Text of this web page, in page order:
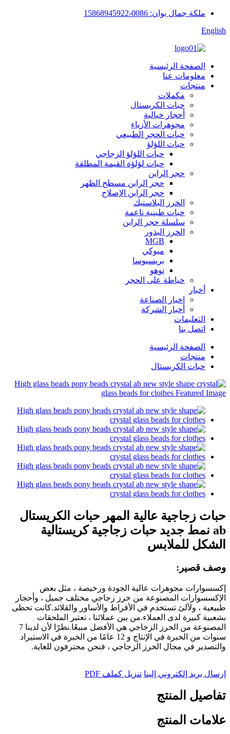
ملكة جمال يوان: 0086-15868945922
English
الصفحة الرئيسية
معلومات عنا
منتجات
مكملات
حبات الكريستال
أحجار خيالية
مجوهرات الأزياء
حبات الحجر الطبيعي
حبات اللؤلؤ
حبات اللؤلؤ الزجاجي
حبات لؤلؤة القيمة المطلقة
حجر الراين
حجر الراين مسطح الظهر
حجر الراين الإصلاح
الخرز البلاستيك
حبات طينية ناعمة
سلسلة حجر الراين
الخرز البذور
MGB
ميوكي
بريسيوسا
توهو
خياطة على الحجر
أخبار
اخبار الصناعة
أخبار الشركة
التعليمات
اتصل بنا
الصفحة الرئيسية
منتجات
حبات الكريستال
حبات زجاجية عالية المهر حبات الكريستال
ab نمط جديد حبات زجاجية كريستالية
الشكل للملابس
وصف قصير:
إكسسوارات مجوهرات عالية الجودة ورخيصة ، مثل بعض
الإكسسوارات المصنوعة من خرز زجاجي مختلف جميل ، وأحجار
طبيعية ، ولآلئ تستخدم في الأقراط والأساور والقلائد.كانت تحظى
بشعبية كبيرة لدى العملاء.من بين عملائنا ، تعتبر الملحقات
المصنوعة من الخرز الزجاجي هي الأفضل مبيعًا.نظرًا لأن لدينا 7
سنوات من الخبرة في الإنتاج و 12 عامًا من الخبرة في الاستيراد
والتصدير في مجال الخرز الزجاجي ، فنحن محترفون للغاية.
إرسال بريد إلكتروني إلينا تنزيل كملف PDF
تفاصيل المنتج
علامات المنتج